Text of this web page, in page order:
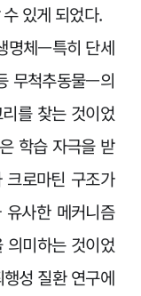
있게 되었다.
명체—특히 단세
무척추동물—의
를 찾는 것이었
학습 자극을 받
로마틴 구조가
사한 메커니즘
의미하는 것이었
성 질환 연구에